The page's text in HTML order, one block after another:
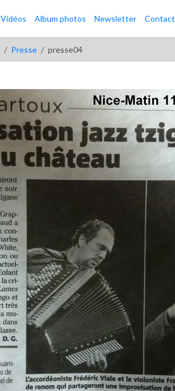
Vidéos Album photos Newsletter Contact
Presse presse04